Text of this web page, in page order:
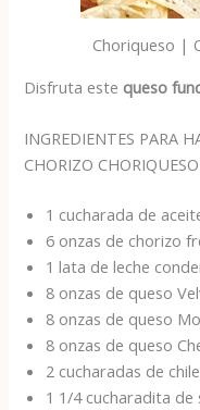
Choriqueso |
Disfruta este queso
INGREDIENTES PARA
CHORIZO CHORIQUESO
1 cucharada de
6 onzas de chorizo
1 lata de leche
8 onzas de queso
8 onzas de queso
8 onzas de queso
2 cucharadas de
1 1/4 cucharadita de